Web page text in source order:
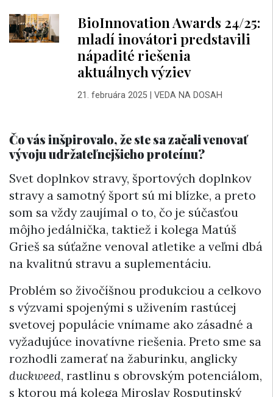
BioInnovation Awards 24/25:
mladí inovátori predstavili
nápadité riešenia
aktuálnych výziev
21. februára 2025| VEDA NA DOSAH
Čo vás inšpirovalo, že ste sa začali venovať
vývoju udržateľnejšieho proteínu?
Svet doplnkov stravy, športových doplnkov
stravy a samotný šport sú mi blízke, a preto
som sa vždy zaujímal o to, čo je súčasťou
môjho jedálnička, taktiež i kolega Matúš
Grieš sa súťažne venoval atletike a veľmi dbá
na kvalitnú stravu a suplementáciu.
Problém so živočíšnou produkciou a celkovo
s výzvami spojenými s uživením rastúcej
svetovej populácie vnímame ako zásadné a
vyžadujúce inovatívne riešenia. Preto sme sa
rozhodli zamerať na žaburinku, anglicky
duckweed, rastlinu s obrovským potenciálom,
s ktorou má kolega Miroslav Rosputinský